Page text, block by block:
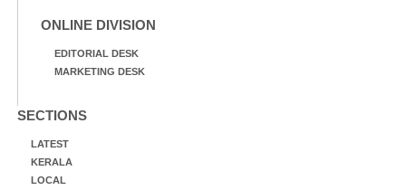
ONLINE DIVISION
EDITORIAL DESK
MARKETING DESK
SECTIONS
LATEST
KERALA
LOCAL